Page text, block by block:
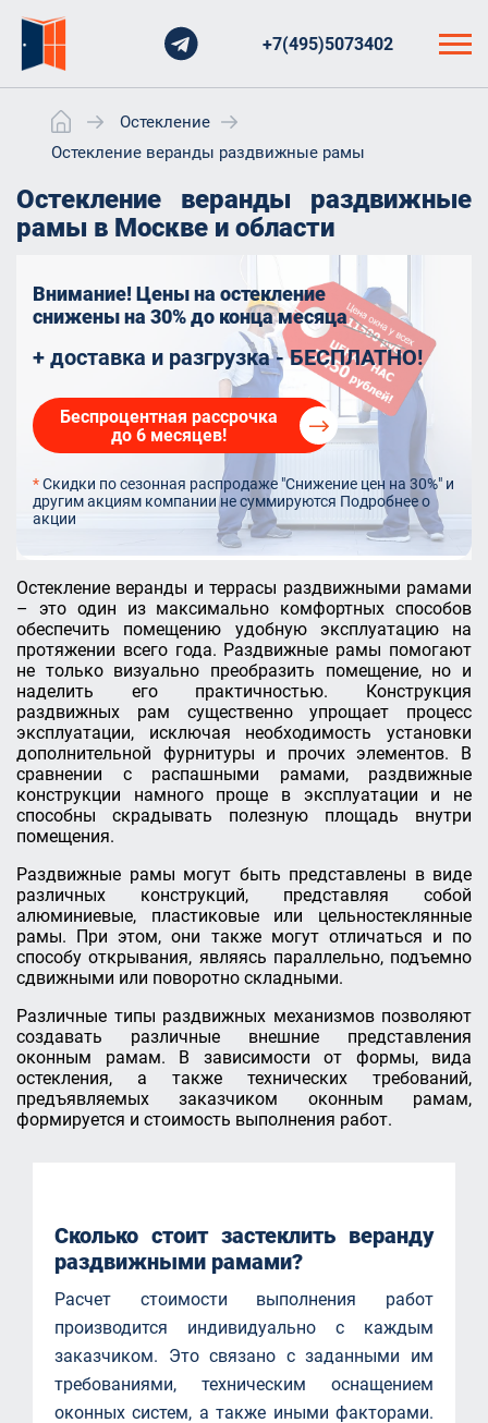
+7(495)5073402
Остекление
Остекление веранды раздвижные рамы
Остекление веранды раздвижные
рамы в Москве и области
Внимание! Цены на остекление
снижены на 30%до конца месяца
+ доставка и разгрузка - БЕСПЛАТНО!
Беспроцентная рассрочка
до 6 месяцев!
*Скидки по сезонная распродаже "Снижение цен на 30%" и
другим акциям компании не суммируются Подробнее о
акции
Остекление веранды и террасы раздвижными рамами
– это один из максимально комфортных способов
обеспечить помещению удобную эксплуатацию на
протяжении всего года. Раздвижные рамы помогают
не только визуально преобразить помещение, но и
наделить его практичностью. Конструкция
раздвижных рам существенно упрощает процесс
эксплуатации, исключая необходимость установки
дополнительной фурнитуры и прочих элементов. В
сравнении с распашными рамами, раздвижные
конструкции намного проще в эксплуатации и не
способны скрадывать полезную площадь внутри
помещения.
Раздвижные рамы могут быть представлены в виде
различных конструкций, представляя собой
алюминиевые, пластиковые или цельностеклянные
рамы. При этом, они также могут отличаться и по
способу открывания, являясь параллельно, подъемно
сдвижными или поворотно складными.
Различные типы раздвижных механизмов позволяют
создавать различные внешние представления
оконным рамам. В зависимости от формы, вида
остекления, а также технических требований,
предъявляемых заказчиком оконным рамам,
формируется и стоимость выполнения работ.
Сколько стоит застеклить веранду
раздвижными рамами?
Расчет стоимости выполнения работ
производится индивидуально с каждым
заказчиком. Это связано с заданными им
требованиями, техническим оснащением
оконных систем, а также иными факторами.